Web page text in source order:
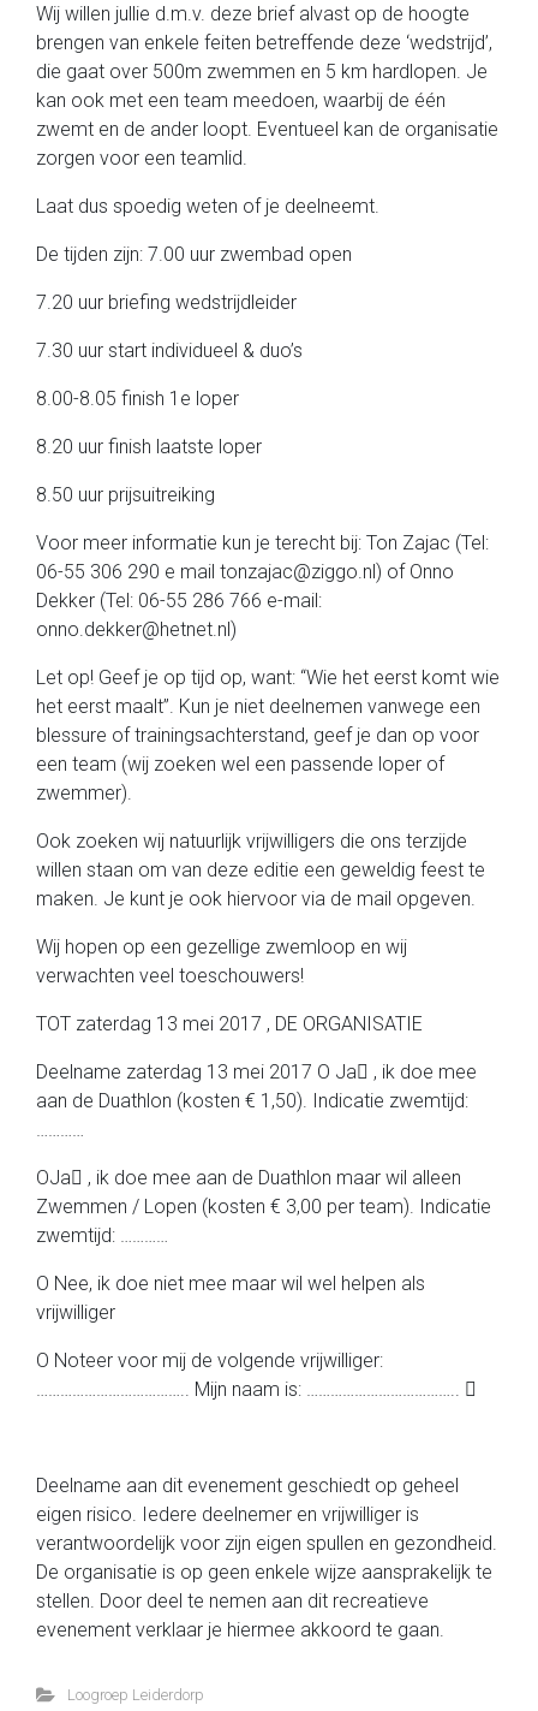
Wij willen jullie d.m.v. deze brief alvast op de hoogte
brengen van enkele feiten betreffende deze ‘wedstrijd’,
die gaat over 500m zwemmen en 5 km hardlopen. Je
kan ook met een team meedoen, waarbij de één
zwemt en de ander loopt. Eventueel kan de organisatie
zorgen voor een teamlid.
Laat dus spoedig weten of je deelneemt.
De tijden zijn: 7.00 uur zwembad open
7.20 uur briefing wedstrijdleider
7.30 uur start individueel & duo’s
8.00-8.05 finish 1e loper
8.20 uur finish laatste loper
8.50 uur prijsuitreiking
Voor meer informatie kun je terecht bij: Ton Zajac (Tel:
06-55 306 290 e mail tonzajac@ziggo.nl) of Onno
Dekker (Tel: 06-55 286 766 e-mail:
onno.dekker@hetnet.nl)
Let op! Geef je op tijd op, want: “Wie het eerst komt wie
het eerst maalt”. Kun je niet deelnemen vanwege een
blessure of trainingsachterstand, geef je dan op voor
een team (wij zoeken wel een passende loper of
zwemmer).
Ook zoeken wij natuurlijk vrijwilligers die ons terzijde
willen staan om van deze editie een geweldig feest te
maken. Je kunt je ook hiervoor via de mail opgeven.
Wij hopen op een gezellige zwemloop en wij
verwachten veel toeschouwers!
TOT zaterdag 13 mei 2017 , DE ORGANISATIE
Deelname zaterdag 13 mei 2017 O Ja , ik doe mee
aan de Duathlon (kosten € 1,50). Indicatie zwemtijd:
OJa , ik doe mee aan de Duathlon maar wil alleen
Zwemmen / Lopen (kosten € 3,00 per team). Indicatie
zwemtijd: …………
O Nee, ik doe niet mee maar wil wel helpen als
vrijwilliger
O Noteer voor mij de volgende vrijwilliger:
……………………………….. Mijn naam is: ……………………………….. 
Deelname aan dit evenement geschiedt op geheel
eigen risico. Iedere deelnemer en vrijwilliger is
verantwoordelijk voor zijn eigen spullen en gezondheid.
De organisatie is op geen enkele wijze aansprakelijk te
stellen. Door deel te nemen aan dit recreatieve
evenement verklaar je hiermee akkoord te gaan.
Loogroep Leiderdorp